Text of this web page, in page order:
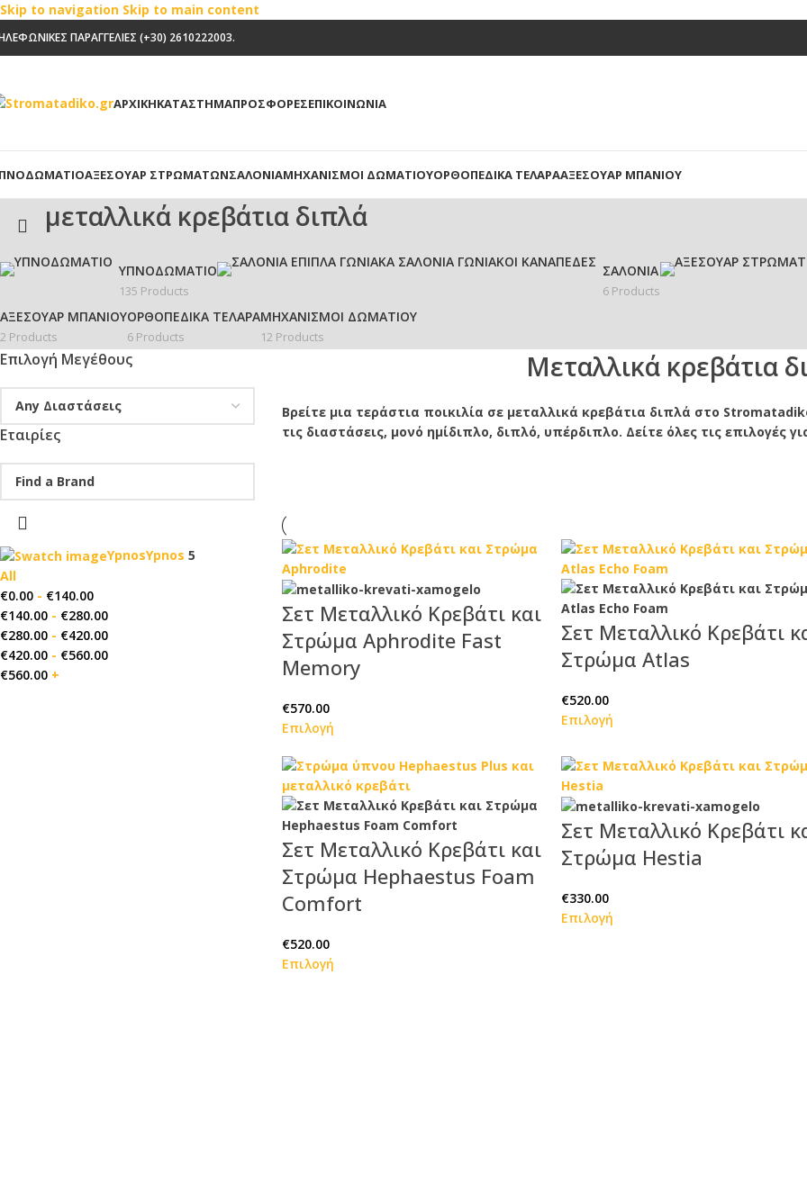
Skip to navigation Skip to main content
ΠΑΡΑΓΓΕΛΙΕΣ (+30) 2610222003.
ΑΡΧΙΚΗΚΑΤΑΣΤΗΜΑΠΡΟΣΦΟΡΕΣΕΠΙΚΟΙΝΩΝΙΑ
ΑΞΕΣΟΥΆΡ ΣΤΡΩΜΆΤΩΝΣΑΛΌΝΙΑΜΗΧΑΝΙΣΜΟΊ ΔΩΜΑΤΊΟΥΟΡΘΟΠΕΔΙΚΆ ΤΕΛΆΡΑΑΞΕΣΟΥΆΡ ΜΠΆΝΙΟΥ
μεταλλικά κρεβάτια διπλά
ΥΠΝΟΔΩΜΆΤΙΟ
135 Products
ΣΑΛΌΝΙΑ
6 Products
ΑΞΕΣΟΥΆΡ ΜΠΆΝΙΟΥ
2 Products
ΟΡΘΟΠΕΔΙΚΆ ΤΕΛΆΡΑ
6 Products
ΜΗΧΑΝΙΣΜΟΊ ΔΩΜΑΤΊΟΥ
12 Products
Επιλογή Μεγέθους
Εταιρίες
YpnosYpnos 5
All
€0.00 - €140.00
€140.00 - €280.00
€280.00 - €420.00
€420.00 - €560.00
€560.00 +
Μεταλλικά κρεβάτια
Βρείτε μια τεράστια ποικιλία σε μεταλλικά κρεβάτια διπλά στο
τις διαστάσεις, μονό ημίδιπλο, διπλό, υπέρδιπλο. Δείτε όλες τις επιλογές
Σετ Μεταλλικό Κρεβάτι και
Στρώμα Aphrodite Fast
Memory
€570.00
Επιλογή
Σετ Μεταλλικό Κρεβάτι
Στρώμα Atlas
€520.00
Επιλογή
Σετ Μεταλλικό Κρεβάτι και
Στρώμα Hephaestus Foam
Comfort
€520.00
Επιλογή
Σετ Μεταλλικό Κρεβάτι
Στρώμα Hestia
€330.00
Επιλογή